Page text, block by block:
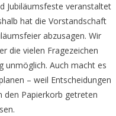
Jubiläumsfeste veranstaltet
hat die Vorstandschaft
abzusagen. Wir
die vielen Fragezeichen
unmöglich. Auch macht es
– weil Entscheidungen
den Papierkorb getreten